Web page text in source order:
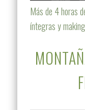
Más de 4 horas
íntegras y